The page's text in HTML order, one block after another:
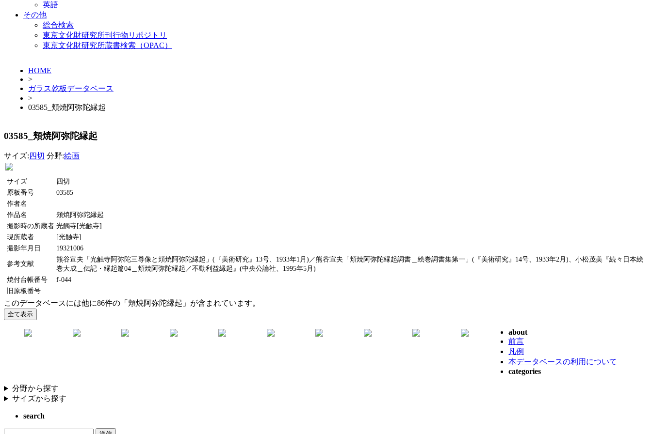
英語
その他
総合検索
東京文化財研究所刊行物リポジトリ
東京文化財研究所蔵書検索（OPAC）
HOME
>
ガラス乾板データベース
>
03585_頬焼阿弥陀縁起
03585_頬焼阿弥陀縁起
サイズ: 四切 分野:絵画
サイズ
四切
原板番号
03585
作者名
作品名
頬焼阿弥陀縁起
撮影時の所蔵者 光觸寺[光触寺]
現所蔵者
[光触寺]
撮影年月日
19321006
参考文献
熊谷宣夫「光触寺阿弥陀三尊像と頬焼阿弥陀縁起」(『美術研究』13号、1933年1月)／熊谷宣夫「頬焼阿弥陀縁起詞書＿絵巻詞書集第一」(『美術研究』14号、1933年2月)、小松茂美『続々日本絵
巻大成＿伝記・縁起篇04＿頬焼阿弥陀縁起／不動利益縁起』(中央公論社、1995年5月)
焼付台帳番号
f-044
旧原板番号
このデータベースには他に86件の「頬焼阿弥陀縁起」が含まれています。
about
前言
凡例
本データベースの利用について
categories
分野から探す
サイズから探す
search